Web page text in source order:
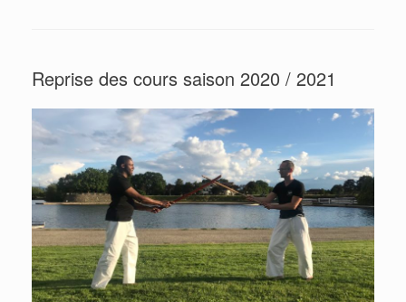
Reprise des cours saison 2020 / 2021